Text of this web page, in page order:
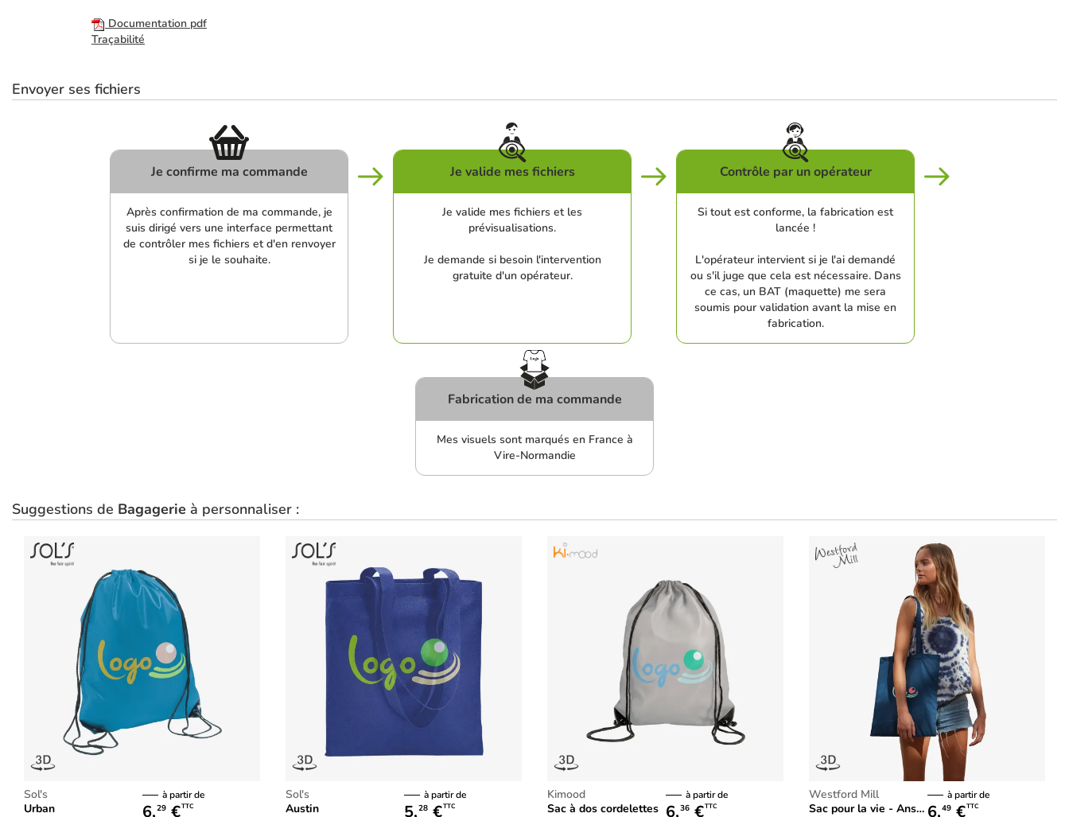
Documentation pdf
Traçabilité
Envoyer ses fichiers
Je confirme ma commande
Après confirmation de ma commande, je
suis dirigé vers une interface permettant
de contrôler mes fichiers et d'en renvoyer
si je le souhaite.
Je valide mes fichiers
Je valide mes fichiers et les
prévisualisations.
Je demande si besoin l'intervention
gratuite d'un opérateur.
Contrôle par un opérateur
Si tout est conforme, la fabrication est
lancée !
L'opérateur intervient si je l'ai demandé
ou s'il juge que cela est nécessaire. Dans
ce cas, un BAT (maquette) me sera
soumis pour validation avant la mise en
fabrication.
Fabrication de ma commande
Mes visuels sont marqués en France à
Vire-Normandie
Suggestions de Bagagerie à personnaliser :
Sol's
Urban
à partir de
6,29 €TTC
Sol's
Austin
à partir de
5,28 €TTC
Kimood
Sac à dos cordelettes
à partir de
6,36 €TTC
Westford Mill
Sac pour la vie - Anses longues
à partir de
6,49 €TTC